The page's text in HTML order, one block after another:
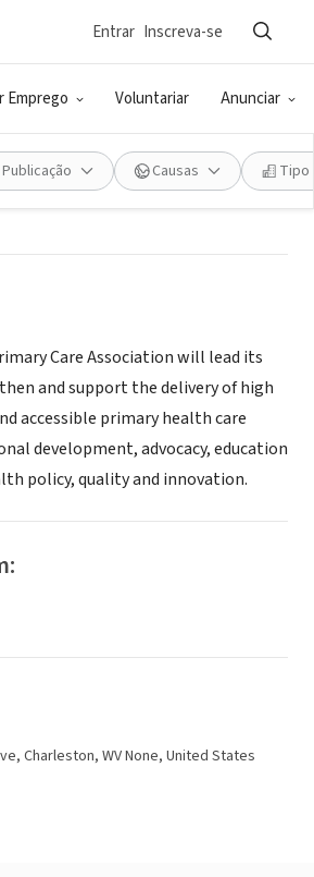
Emprego Voluntariar Anunciar
Entrar Inscreva-se
Causas Tipo
Primary Care
Care Association will lead its
and support the delivery of high
accessible primary health care
development, advocacy, education
policy, quality and innovation.
Charleston, WV None, United States